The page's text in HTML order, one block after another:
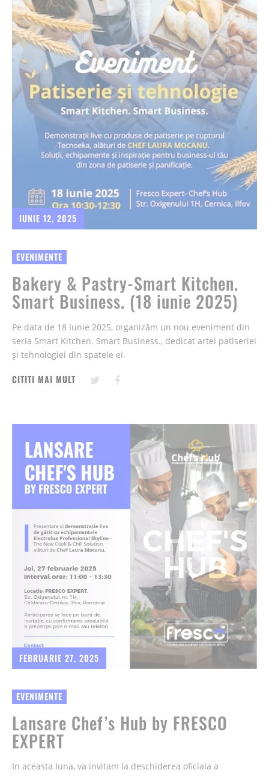
IUNIE 12, 2025
EVENIMENTE
Bakery & Pastry-Smart Kitchen.
Smart Business. (18 iunie 2025)
Pe data de 18 iunie 2025, organizăm un nou eveniment din
seria Smart Kitchen. Smart Business., dedicat artei patiseriei
și tehnologiei din spatele ei.
CITITI MAI MULT
FEBRUARIE 27, 2025
EVENIMENTE
Lansare Chef’s Hub by FRESCO
EXPERT
In aceasta luna, va invitam la deschiderea oficiala a